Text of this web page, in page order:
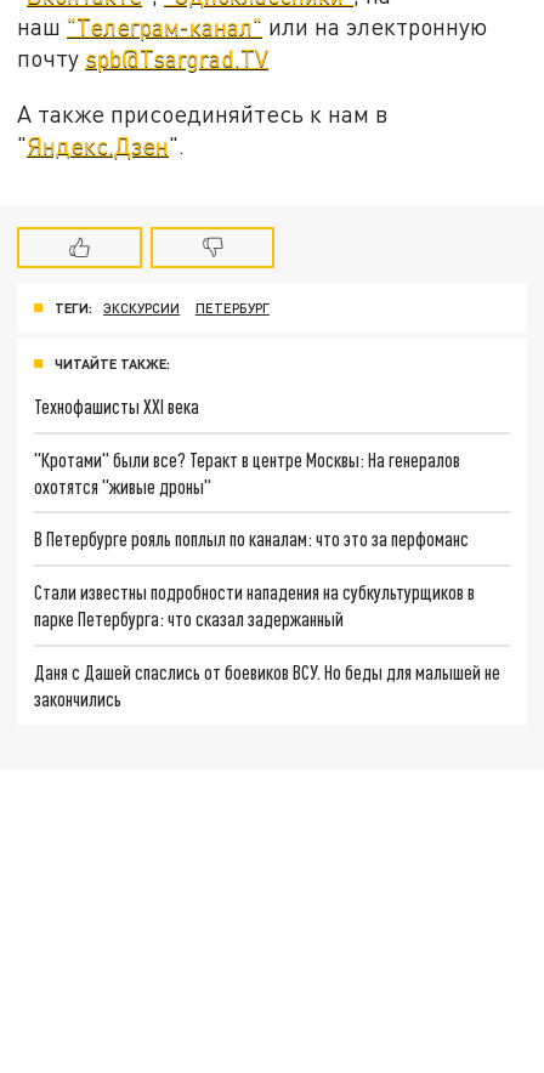
наш "Телеграм-канал" или на электронную
почту spb@Tsargrad.TV
А также присоединяйтесь к нам в
"Яндекс.Дзен".
ТЕГИ: ЭКСКУРСИИ ПЕТЕРБУРГ
ЧИТАЙТЕ ТАКЖЕ:
Технофашисты XXI века
"Кротами" были все? Теракт в центре Москвы: На генералов
охотятся "живые дроны"
В Петербурге рояль поплыл по каналам: что это за перфоманс
Стали известны подробности нападения на субкультурщиков в
парке Петербурга: что сказал задержанный
Даня с Дашей спаслись от боевиков ВСУ. Но беды для малышей не
закончились